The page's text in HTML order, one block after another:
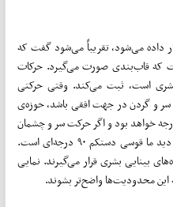
داده می‌شود، تقریباً می‌شود گفت که
که قاب‌بندی صورت می‌گیرد. حرکات
است، ثبت می‌کند. وقتی حرکتی
و گردن در جهت افقی باشد، حوزه‌ی‌
تقریباً چیزی عریض از زاویه‌ی ‌۱۸۰ درجه خواهد بود و اگر حرکت سر و چشمان
ما از بالا به پایین و برعکس باشد، حوزه‌ی دید ما قوسی دستکم ۹۰ درجه‌ای است.
بینایی بشری قرار می‌گیرند. نمایی
محدودیت‌ها واضح‌تر بشوند.